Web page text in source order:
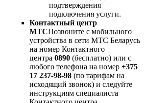
подтверждения
подключения услуги.
Контактный центр
МТСПозвоните с мобильного
устройства в сети МТС Беларусь
на номер Контактного
центра 0890 (бесплатно) или с
любого телефона на номер +375
17 237-98-98 (по тарифам на
исходящий звонок) и следуйте
инструкциям специалиста